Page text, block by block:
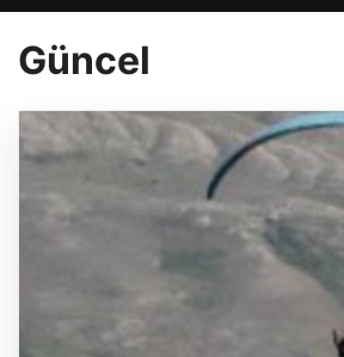
Güncel
Balıkesir’de
Deprem
Mi
Gerçekleşti?
Son